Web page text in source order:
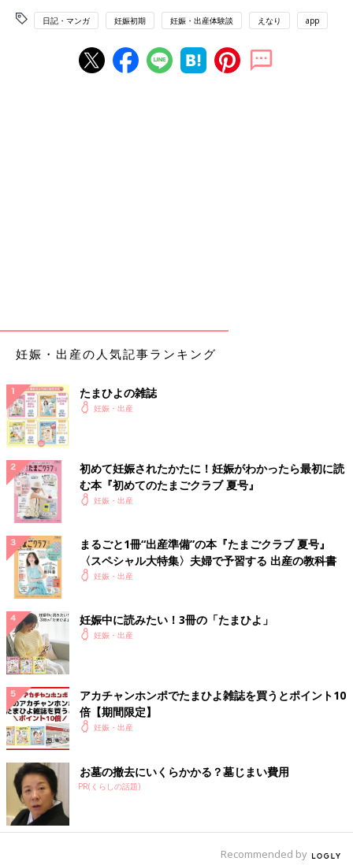
日記・マンガ 妊娠初期 妊娠・出産体験談 えなり app
妊娠・出産の人気記事ランキング
たまひよの雑誌
妊娠・出産
初めて妊娠されたかたに！妊娠がわかったら最初に読
む本『初めてのたまごクラブ 夏号』
妊娠・出産
まるごと1冊“出産準備”の本『たまごクラブ 夏号』
〈スペシャル大特集〉夫婦で予習する 出産の教科書
妊娠・出産
妊娠中に読みたい！3冊の「たまひよ」
妊娠・出産
アカチャンホンポでたまひよ雑誌を買うとポイント10
倍【期間限定】
妊娠・出産
お墓の撤去にいくらかかる？墓じまい費用
PR(くらしの話題)
Recommended by